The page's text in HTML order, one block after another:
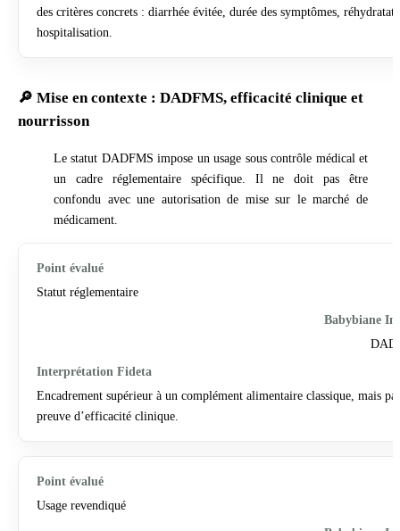
des critères concrets : diarrhée évitée, durée des symptômes,
hospitalisation.
🔎 Mise en contexte : DADFMS, efficacité clinique et
nourrisson
Le statut DADFMS impose un usage sous contrôle médical et
un cadre réglementaire spécifique. Il ne doit pas être
confondu avec une autorisation de mise sur le marché de
médicament.
Statut réglementaire
Encadrement supérieur à un complément alimentaire classique, mais pas
preuve d’efficacité clinique.
Usage revendiqué